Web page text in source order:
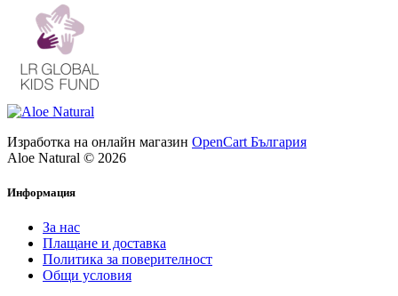
Изработка на онлайн магазин OpenCart България
Aloe Natural © 2026
Информация
За нас
Плащане и доставка
Политика за поверителност
Общи условия